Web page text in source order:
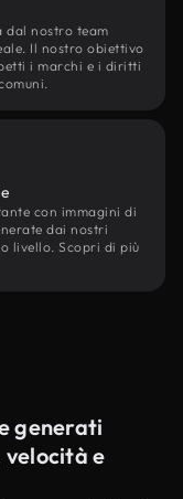
dal nostro team
Il nostro obiettivo
i marchi e i diritti
con immagini di
dai nostri
livello. Scopri di più
generati
e